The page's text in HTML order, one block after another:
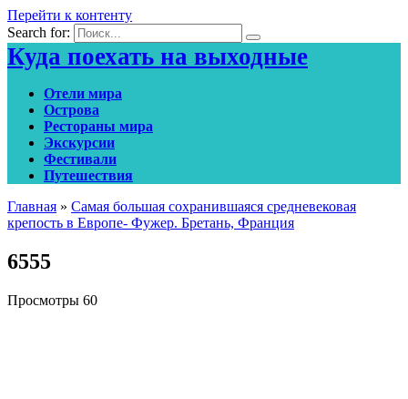
Перейти к контенту
Search for:
Куда поехать на выходные
Отели мира
Острова
Рестораны мира
Экскурсии
Фестивали
Путешествия
Главная » Самая большая сохранившаяся средневековая
крепость в Европе- Фужер. Бретань, Франция
6555
Просмотры 60